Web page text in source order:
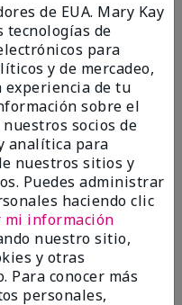
un amigo
esta
de EUA. Mary Kay
tecnologías de
para
y de mercadeo,
de tu
sobre el
socios de
analítica para
nuestros sitios y
Puedes administrar
haciendo clic
mi información
nuestro sitio,
y otras
Para conocer más
personales,